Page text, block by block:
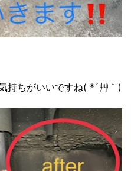
持ちがいいですね( *´艸｀)